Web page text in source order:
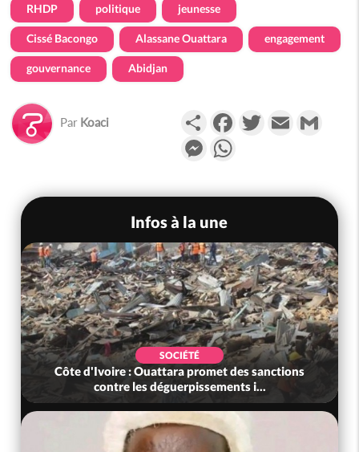
RHDP politique jeunesse
Cissé Bacongo Alassane Ouattara engagement
gouvernance Abidjan
Par Koaci PartagerFacebookTwitterEmail
Messenger
Infos à la une
SOCIÉTÉ
Côte d'Ivoire : Ouattara promet des sanctions
contre les déguerpissements i...